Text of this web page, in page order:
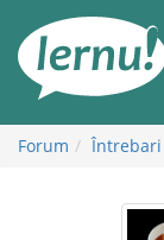
conținut
Forum Întrebari